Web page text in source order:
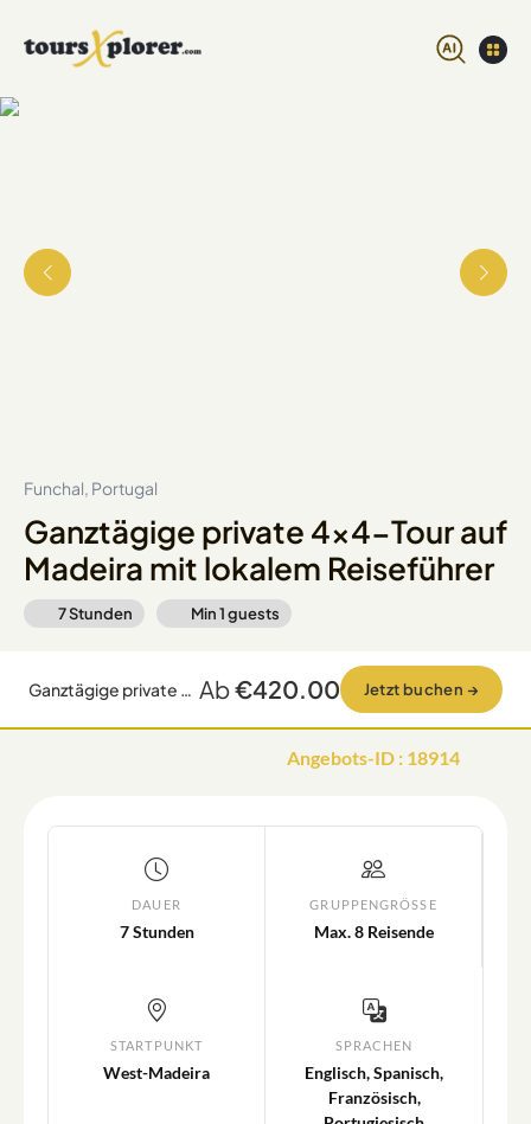
Funchal, Portugal
Ganztägige private 4x4-Tour auf
Madeira mit lokalem Reiseführer
7 Stunden Min1guests
Ganztägige private 4x4-Tour auf Madeira mit lokalem Reiseführer Ab€420.00 Jetzt buchen →
Angebots-ID : 18914
DAUER
7 Stunden
GRUPPENGRÖSSE
Max. 8 Reisende
STARTPUNKT
West-Madeira
SPRACHEN
Englisch, Spanisch,
Französisch,